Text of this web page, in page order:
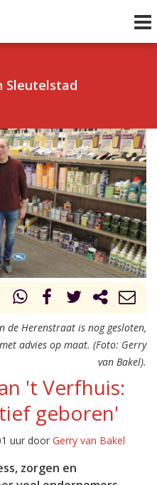
Sleutelstad
0 Volgend uur
de Herenstraat is nog gesloten,
advies op maat. (Foto: Gerry
van Bakel).
't Verfhuis:
geboren'
uur door Gerry van Bakel
zorgen en